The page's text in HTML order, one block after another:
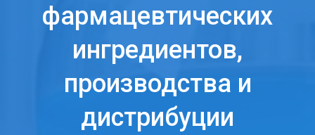
фармацевтических
ингредиентов,
производства и
дистрибуции